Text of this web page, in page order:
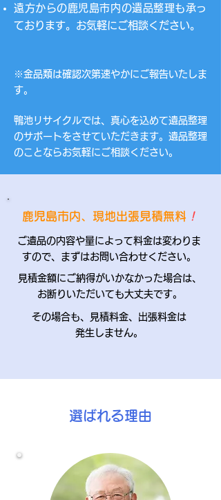
​遠方からの鹿児島市内の遺品整理も承っ
ております。お気軽にご相談ください。
※​金品類は確認次第速やかにご報告いたしま
す。
​鴨池リサイクルでは、真心を込めて遺品整理
のサポートをさせていただきます。遺品整理
のことならお気軽にご相談ください。
​鹿児島市内、現地出張見積無料！
​ご遺品の内容や量によって料金は変わりま
すので、まずはお問い合わせください。
​見積金額にご納得がいかなかった場合は、
お断りいただいても大丈夫です。
​その場合も、見積料金、出張料金は
発生しません。
​選ばれる理由